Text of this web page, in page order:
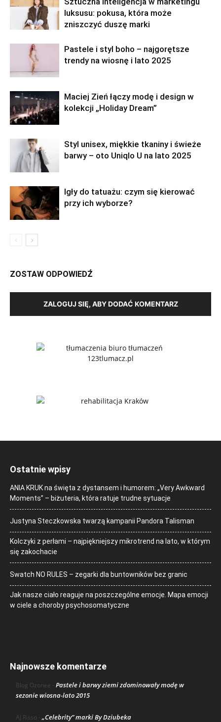
luksusu: pokusa, która może
zniszczyć duszę marki
Pastele i styl boho – najgorętsze
trendy na wiosnę i lato 2025
Maciej Zień łączy modę i design w
kolekcji „Holiday Dream”
Styl unisex, miękkie tkaniny i świeże
barwy – oto Uniqlo U na lato 2025
Igły do tatuażu: czym się kierować
przy ich wyborze?
ZOSTAW ODPOWIEDŹ
ZALOGUJ SIĘ, ABY DODAĆ KOMENTARZ
Ostatnie wpisy
ANIA KRUK na święta z dystansem i humorem: „Very Awkward
Moments” – biżuteria, która ratuje trudne sytuacje
Justyna Steczkowska twarzą kampanii Pandora Talisman
Kolczyki z perłami – najpiękniejszy mikrotrend na lato, w którym
się zakochacie
Swatch NO RULES – zegarki dla buntowników bez granic
Jak nasze ciało reaguje na poszczególne emocje. Mapa emocji
w ciele a choroby psychosomatyczne
Najnowsze komentarze
Blog Ozonee - Pastele i barwy ziemi zdominowały modę w
sezonie wiosna-lato 2015
AJ Risso - „Celebrity” marki By Dziubeka